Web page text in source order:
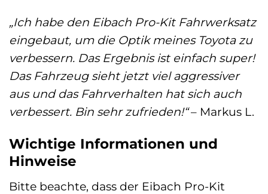
„Ich habe den Eibach Pro-Kit Fahrwerksatz
eingebaut, um die Optik meines Toyota zu
verbessern. Das Ergebnis ist einfach super!
Das Fahrzeug sieht jetzt viel aggressiver
aus und das Fahrverhalten hat sich auch
verbessert. Bin sehr zufrieden!“– Markus L.
Wichtige Informationen und
Hinweise
Bitte beachte, dass der Eibach Pro-Kit